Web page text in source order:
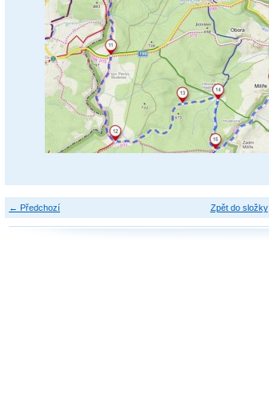
← Předchozí Zpět do složky